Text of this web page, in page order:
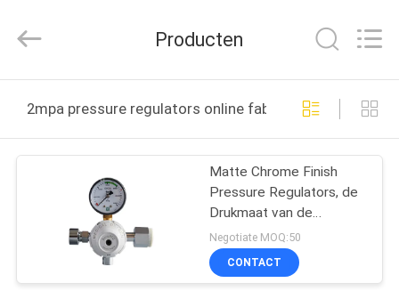
PRODUCTEN
ONGEVEER
Ltd..
Reserved.
Producten
2mpa pressure regulators online fabricage
Matte Chrome Finish
Pressure Regulators, de
Drukmaat van de
Zuurstofregelgever
Negotiate MOQ:50
CONTACT